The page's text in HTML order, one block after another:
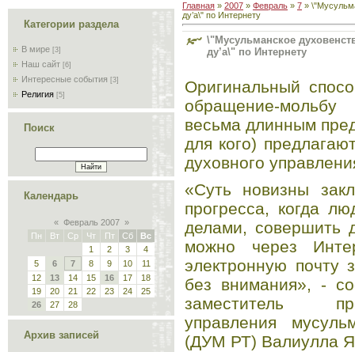
Категории раздела
В мире [3]
Наш сайт [6]
Интересные события [3]
Религия [5]
Поиск
Календарь
« Февраль 2007 »
Пн
Вт Ср Чт Пт Сб
Вс
1
2 3
4
5
6 7 8 9 10
11
12
13 14 15 16 17
18
19
20 21 22 23 24
25
26
27 28
Архив записей
Главная » 2007 » Февраль » 7 »
ду’а\" по Интернету
\"Мусульманское
ду’а\" по Интернету
Оригинальный
обращение-
весьма длинным
для кого)
духовного
«Суть новизны
прогресса, когда
делами, совершить
можно через
электронную почту
без внимания», -
заместитель
управления
(ДУМ РТ) Валиулла